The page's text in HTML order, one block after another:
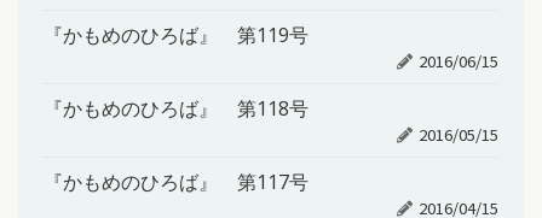
『かもめのひろば』 第119号
2016/06/15
『かもめのひろば』 第118号
2016/05/15
『かもめのひろば』 第117号
2016/04/15